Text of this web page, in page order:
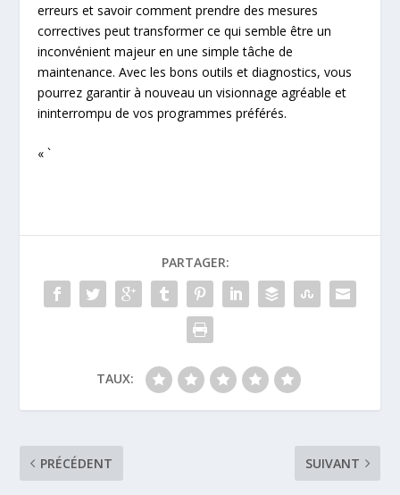
erreurs et savoir comment prendre des mesures
correctives peut transformer ce qui semble être un
inconvénient majeur en une simple tâche de
maintenance. Avec les bons outils et diagnostics, vous
pourrez garantir à nouveau un visionnage agréable et
ininterrompu de vos programmes préférés.
« `
PARTAGER:
TAUX:
PRÉCÉDENT SUIVANT